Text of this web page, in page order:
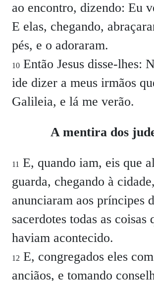
ao encontro, dizendo: Eu
E elas, chegando,
pés, e o adoraram.
10 Então Jesus disse-lhes:
ide dizer a meus irmãos
Galileia, e lá me verão.
A mentira dos
11 E, quando iam, eis que
guarda, chegando à cidade,
anunciaram aos príncipes
sacerdotes todas as coisas
haviam acontecido.
12 E, congregados eles
anciãos, e tomando